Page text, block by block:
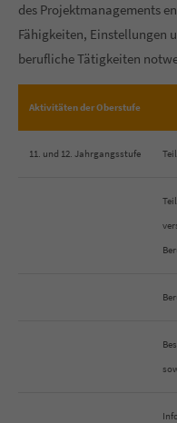
des Projektmanagements
Fähigkeiten, Einstellungen
berufliche Tätigkeiten
Aktivitäten der Oberstufe
11. und 12. Jahrgangsstufe